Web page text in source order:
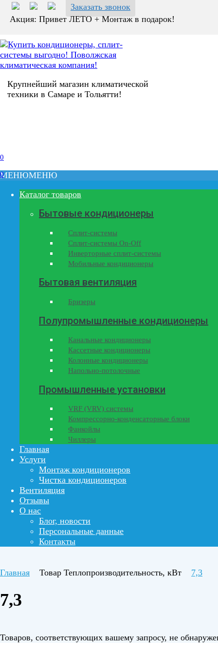
Перейти
содержанию
Заказать звонок
Акция: Привет ЛЕТО + Монтаж в подарок!
Крупнейший магазин климатической
техники в Самаре и Тольятти!
0
0
МЕНЮМЕНЮ
Каталог товаров
Бытовые кондиционеры
Сплит-системы
Сплит-системы On-Off
Инверторные сплит-системы
Мобильные кондиционеры
Бытовая вентиляция
Бризеры
Полупромышленные кондиционеры
Канальные кондиционеры
Кассетные кондиционеры
Колонные кондиционеры
Напольно-потолочные
Промышленные установки
VRF (VRV) системы
Компрессорно-конденсаторные блоки
Фанкойлы
Чиллеры
Главная
Услуги
Монтаж кондиционеров
Чистка кондиционеров
Вентиляция
Отзывы
О нас
Блог, новости
Персональные данные
Контакты
Главная Товар Теплопроизводительность, кВт 7,3
7,3
Товаров, соответствующих вашему запросу, не